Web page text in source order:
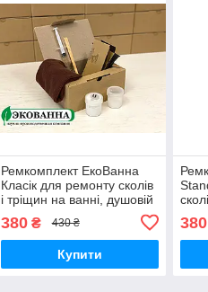
Ремкомплект ЕкоВанна
Класік для ремонту сколів
і тріщин на ванні, душовій
380₴ 430 ₴
Купити
380